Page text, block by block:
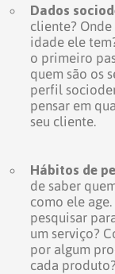
Dados
cliente?
idade ele
o primeiro
quem são os
perfil
pensar em
seu cliente.
Hábitos de
de saber
como ele
pesquisar
um serviço?
por algum
cada produto?